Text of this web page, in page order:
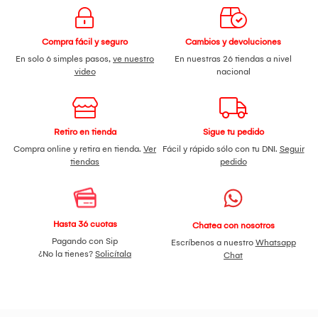
Accesorios incluidos:
1 Parlante
1 Cable de carga rápida USB tipo c
1 Cable auxiliar
1 Manual de uso
Compra fácil y seguro
En solo 6 simples pasos, ve nuestro
video
Cambios y devoluciones
En nuestras 26 tiendas a nivel
nacional
Retiro en tienda
Compra online y retira en tienda. Ver
tiendas
Sigue tu pedido
Fácil y rápido sólo con tu DNI. Seguir
pedido
Hasta 36 cuotas
Pagando con Sip
¿No la tienes? Solicítala
Chatea con nosotros
Escríbenos a nuestro Whatsapp
Chat